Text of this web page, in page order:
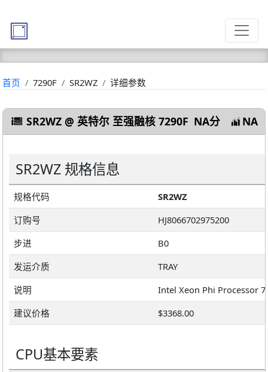
首页 7290F SR2WZ 详细参数
SR2WZ @ 英特尔 至强融核 7290F NA分 NA
SR2WZ 规格信息
规格代码
SR2WZ
订购号
HJ8066702975200
步进
B0
发运介质
TRAY
说明
建议价格
$3368.00
CPU基本要素